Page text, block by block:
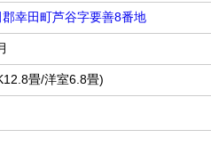
幸田町芦谷字要善8番地
畳/洋室6.8畳)